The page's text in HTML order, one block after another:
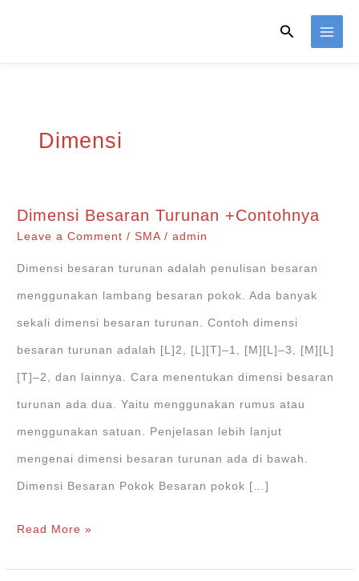
Search
Dimensi
Dimensi Besaran Turunan +Contohnya
Leave a Comment /SMA/admin
Dimensi besaran turunan adalah penulisan besaran
menggunakan lambang besaran pokok. Ada banyak
sekali dimensi besaran turunan. Contoh dimensi
besaran turunan adalah [L]2, [L][T]–1, [M][L]–3, [M][L]
[T]–2, dan lainnya. Cara menentukan dimensi besaran
turunan ada dua. Yaitu menggunakan rumus atau
menggunakan satuan. Penjelasan lebih lanjut
mengenai dimensi besaran turunan ada di bawah.
Dimensi Besaran Pokok Besaran pokok […]
Dimensi
Read More »